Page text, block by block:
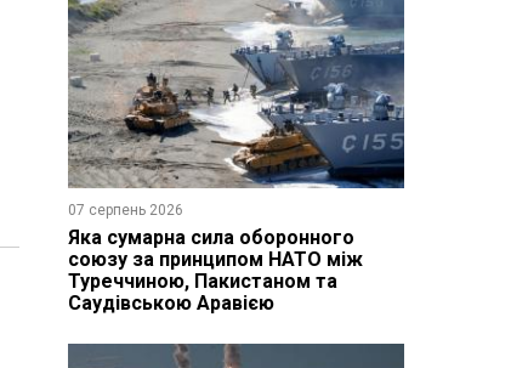
07 серпень 2026
Яка сумарна сила оборонного
союзу за принципом НАТО між
Туреччиною, Пакистаном та
Саудівською Аравією